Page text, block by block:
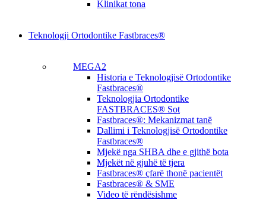
Klinikat tona
Teknologji Ortodontike Fastbraces®
MEGA2
Historia e Teknologjisë Ortodontike
Fastbraces®
Teknologjia Ortodontike
FASTBRACES® Sot
Fastbraces®: Mekanizmat tanë
Dallimi i Teknologjisë Ortodontike
Fastbraces®
Mjekë nga SHBA dhe e gjithë bota
Mjekët në gjuhë të tjera
Fastbraces® çfarë thonë pacientët
Fastbraces® & SME
Video të rëndësishme